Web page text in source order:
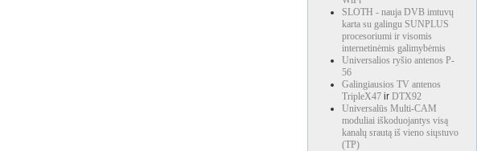
SLOTH - nauja DVB imtuvų
karta su galingu SUNPLUS
procesoriumi ir visomis
internetinėmis galimybėmis
Universalios ryšio antenos P-
56
Galingiausios TV antenos
TripleX47 ir DTX92
Universalūs Multi-CAM
moduliai iškoduojantys visą
kanalų srautą iš vieno siųstuvo
(TP)